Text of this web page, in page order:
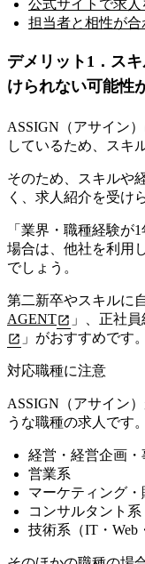
公式サイトで求
担当者と相性が
デメリット1．ス
けられない可能性
ASSIGN（アサイン
しているため、スキ
そのため、スキルや
く、求人紹介を受け
「業界・職種経験が
場合は、他社を利用
でしょう。
第二新卒やスキルに
AGENT
」、正社
」がおすすめです。
対応職種に注意
ASSIGN（アサイン
うな職種の求人です。
経営・経営企画・
営業系
マーケティング
コンサルタント系
技術系（IT・Web